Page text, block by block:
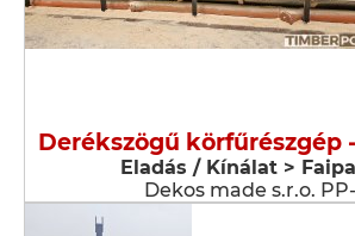
Derékszögű körfűrészgép
Eladás / Kínálat >
Dekos made s.r.o.